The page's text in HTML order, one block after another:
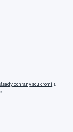
ochrany soukromí a